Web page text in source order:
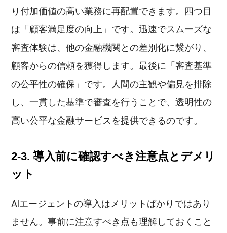
り付加価値の高い業務に再配置できます。四つ目
は「顧客満足度の向上」です。迅速でスムーズな
審査体験は、他の金融機関との差別化に繋がり、
顧客からの信頼を獲得します。最後に「審査基準
の公平性の確保」です。人間の主観や偏見を排除
し、一貫した基準で審査を行うことで、透明性の
高い公平な金融サービスを提供できるのです。
2-3. 導入前に確認すべき注意点とデメリ
ット
AIエージェントの導入はメリットばかりではあり
ません。事前に注意すべき点も理解しておくこと